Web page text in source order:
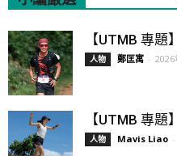
【UTMB 專題
人物 鄭匡寓 - 2026
【UTMB 專題
人物 Mavis Liao -